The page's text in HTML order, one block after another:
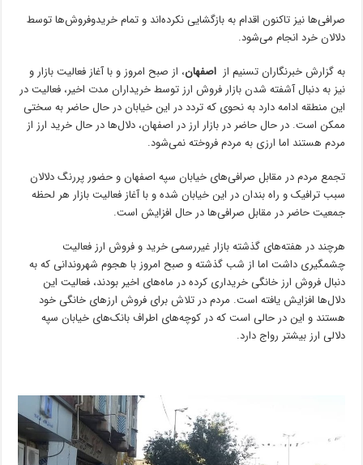
صرافی‌ها نیز تاکنون اقدام به بازگشایی نکرده‌اند و تمام خریدوفروش‌ها توسط
دلالان خرد انجام می‌شود.
به گزارش خبرنگاران تسنیم ازاصفهان، از صبح امروز و با آغاز فعالیت بازار و
نیز به دنبال آشفته شدن بازار فروش ارز توسط خریداران مدت اخیر، فعالیت در
این منطقه ادامه دارد به نحوی که تردد در این خیابان در حال حاضر به سختی
ممکن است. در حال حاضر در بازار ارز در اصفهان، دلال‌ها در حال خرید ارز از
مردم هستند اما ارزی به مردم فروخته نمی‌شود.
تجمع مردم در مقابل صرافی‌های خیابان سپه اصفهان و حضور پررنگ دلالان
سبب ترافیک و راه بندان در این خیابان شده و با آغاز فعالیت بازار هر لحظه
جمعیت حاضر در مقابل صرافی‌ها در حال افزایش است.
هرچند در هفته‌های گذشته بازار غیررسمی خرید و فروش ارز فعالیت
چشمگیری داشت اما از شب گذشته و صبح امروز با هجوم شهروندانی که به
دنبال فروش ارز خانگی خریداری کرده در ماه‌های اخیر بودند، فعالیت این
دلال‌ها افزایش یافته است. مردم در تلاش برای فروش ارزهای خانگی خود
هستند و این در حالی است که در کوچه‌های اطراف بانک‌های خیابان سپه
دلالی ارز بیشتر رواج دارد.